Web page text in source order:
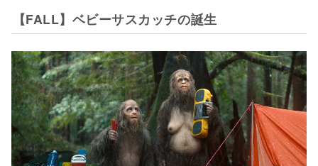
【FALL】ベビーサスカッチの誕生